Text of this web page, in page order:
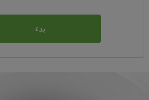
بدء